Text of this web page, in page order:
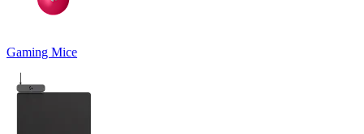
Gaming Mice